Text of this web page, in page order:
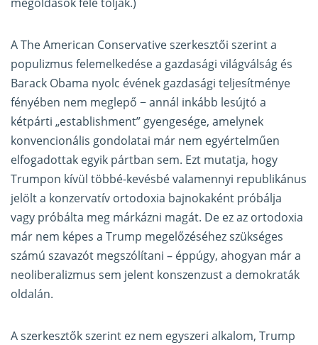
A The American Conservative szerkesztői szerint a
populizmus felemelkedése a gazdasági világválság és
Barack Obama nyolc évének gazdasági teljesítménye
fényében nem meglepő − annál inkább lesújtó a
kétpárti „establishment” gyengesége, amelynek
konvencionális gondolatai már nem egyértelműen
elfogadottak egyik pártban sem. Ezt mutatja, hogy
Trumpon kívül többé-kevésbé valamennyi republikánus
jelölt a konzervatív ortodoxia bajnokaként próbálja
vagy próbálta meg márkázni magát. De ez az ortodoxia
már nem képes a Trump megelőzéséhez szükséges
számú szavazót megszólítani – éppúgy, ahogyan már a
neoliberalizmus sem jelent konszenzust a demokraták
oldalán.
A szerkesztők szerint ez nem egyszeri alkalom, Trump